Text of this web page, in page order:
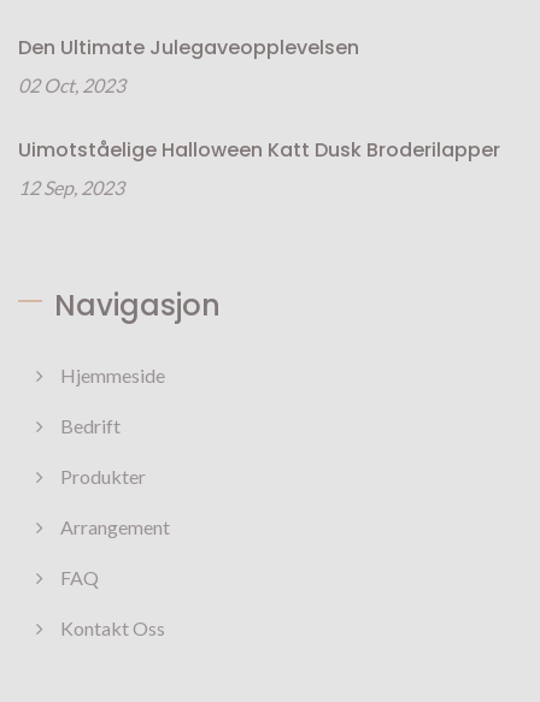
Den Ultimate Julegaveopplevelsen
02 Oct, 2023
Uimotståelige Halloween Katt Dusk Broderilapper
12 Sep, 2023
Navigasjon
Hjemmeside
Bedrift
Produkter
Arrangement
FAQ
Kontakt Oss